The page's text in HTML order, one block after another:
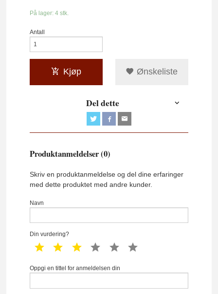
På lager: 4 stk.
Antall
Kjøp Ønskeliste
Del dette
Produktanmeldelser (0)
Skriv en produktanmeldelse og del dine erfaringer
med dette produktet med andre kunder.
Navn
Din vurdering?
1 star 2 star 3 star 4 star 5 star
Oppgi en tittel for anmeldelsen din